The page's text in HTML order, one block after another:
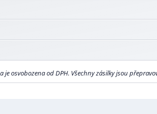
je osvobozena od DPH. Všechny zásilky jsou